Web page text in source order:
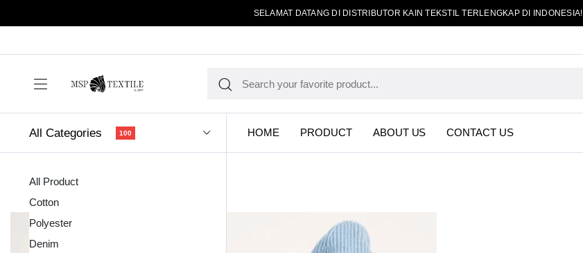
SELAMAT DATANG DI DISTRIBUTOR KAIN TEKSTIL TERLENGKAP DI INDONESIA!
All Categories 100
All Product
Cotton
Polyester
Denim
HOME PRODUCT ABOUT US CONTACT US